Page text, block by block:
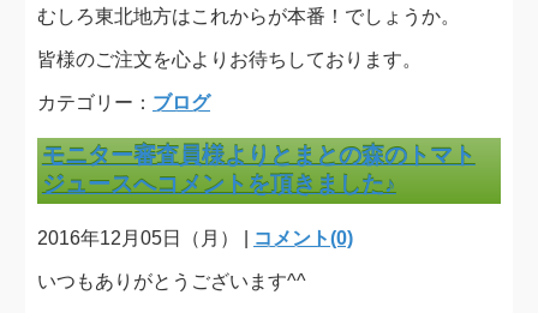
むしろ東北地方はこれからが本番！でしょうか。
皆様のご注文を心よりお待ちしております。
カテゴリー： ブログ
モニター審査員様よりとまとの森のトマト
ジュースへコメントを頂きました♪
2016年12月05日（月） | コメント(0)
いつもありがとうございます^^